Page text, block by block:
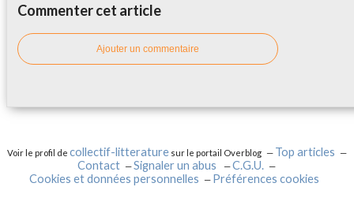
Commenter cet article
Ajouter un commentaire
Voir le profil de collectif-litterature sur le portail Overblog
Top articles
Contact
Signaler un abus
C.G.U.
Cookies et données personnelles
Préférences cookies